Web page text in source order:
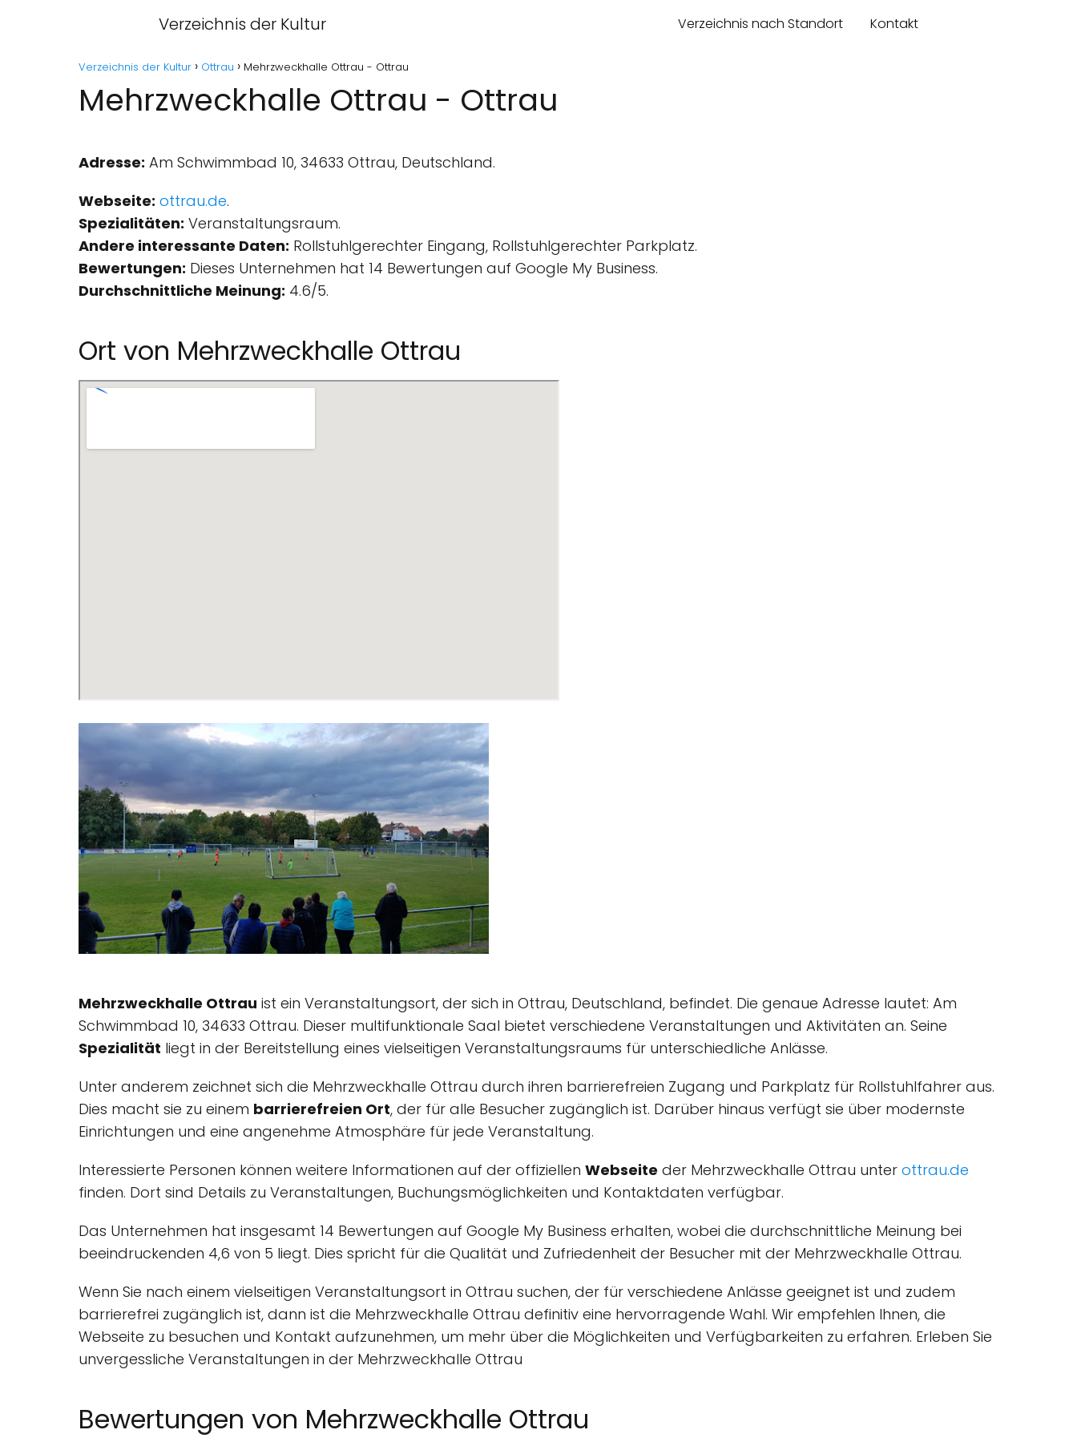
Verzeichnis der Kultur Verzeichnis nach Standort Kontakt
Verzeichnis der Kultur Ottrau Mehrzweckhalle Ottrau - Ottrau
Mehrzweckhalle Ottrau - Ottrau
Adresse: Am Schwimmbad 10, 34633 Ottrau, Deutschland.
Webseite: ottrau.de.
Spezialitäten: Veranstaltungsraum.
Andere interessante Daten: Rollstuhlgerechter Eingang, Rollstuhlgerechter Parkplatz.
Bewertungen: Dieses Unternehmen hat 14 Bewertungen auf Google My Business.
Durchschnittliche Meinung: 4.6/5.
Ort von Mehrzweckhalle Ottrau
Mehrzweckhalle Ottrau ist ein Veranstaltungsort, der sich in Ottrau, Deutschland, befindet. Die genaue Adresse lautet: Am
Schwimmbad 10, 34633 Ottrau. Dieser multifunktionale Saal bietet verschiedene Veranstaltungen und Aktivitäten an. Seine
Spezialität liegt in der Bereitstellung eines vielseitigen Veranstaltungsraums für unterschiedliche Anlässe.
Unter anderem zeichnet sich die Mehrzweckhalle Ottrau durch ihren barrierefreien Zugang und Parkplatz für Rollstuhlfahrer aus.
Dies macht sie zu einem barrierefreien Ort, der für alle Besucher zugänglich ist. Darüber hinaus verfügt sie über modernste
Einrichtungen und eine angenehme Atmosphäre für jede Veranstaltung.
Interessierte Personen können weitere Informationen auf der offiziellen Webseite der Mehrzweckhalle Ottrau unter ottrau.de
finden. Dort sind Details zu Veranstaltungen, Buchungsmöglichkeiten und Kontaktdaten verfügbar.
Das Unternehmen hat insgesamt 14 Bewertungen auf Google My Business erhalten, wobei die durchschnittliche Meinung bei
beeindruckenden 4,6 von 5 liegt. Dies spricht für die Qualität und Zufriedenheit der Besucher mit der Mehrzweckhalle Ottrau.
Wenn Sie nach einem vielseitigen Veranstaltungsort in Ottrau suchen, der für verschiedene Anlässe geeignet ist und zudem
barrierefrei zugänglich ist, dann ist die Mehrzweckhalle Ottrau definitiv eine hervorragende Wahl. Wir empfehlen Ihnen, die
Webseite zu besuchen und Kontakt aufzunehmen, um mehr über die Möglichkeiten und Verfügbarkeiten zu erfahren. Erleben Sie
unvergessliche Veranstaltungen in der Mehrzweckhalle Ottrau
Bewertungen von Mehrzweckhalle Ottrau